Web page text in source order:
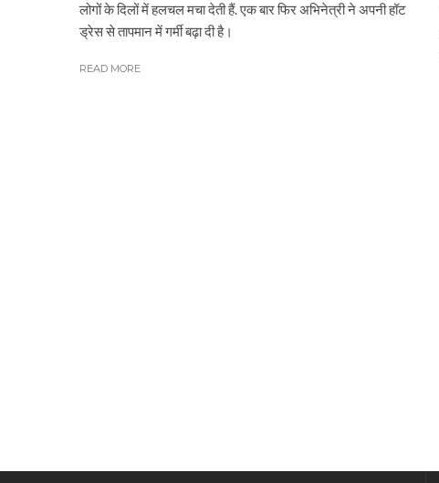
लोगों के दिलों में हलचल मचा देती हैं. एक बार फिर अभिनेत्री ने अपनी हॉट
ड्रेस से तापमान में गर्मी बढ़ा दी है।
READ MORE